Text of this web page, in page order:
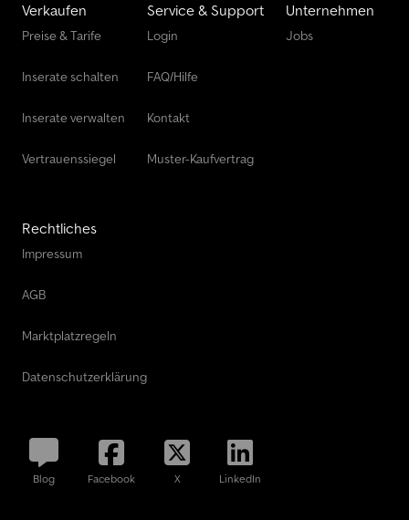
Verkaufen
Preise & Tarife
Inserate schalten
Inserate verwalten
Vertrauenssiegel
Service & Support
Login
FAQ/Hilfe
Kontakt
Muster-Kaufvertrag
Unternehmen
Jobs
Rechtliches
Impressum
AGB
Marktplatzregeln
Datenschutzerklärung
Blog Facebook X LinkedIn